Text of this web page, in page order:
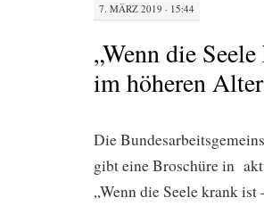
7. MÄRZ 2019 · 15:44
„Wenn die
im höheren
Die
gibt eine Broschüre in
„Wenn die Seele krank